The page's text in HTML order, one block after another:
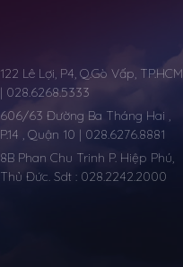
122 Lê Lợi, P4, Q.Gò Vấp, TP.HCM
| 028.6268.5333
606/63 Đường Ba Tháng Hai ,
P.14 , Quận 10 | 028.6276.8881
8B Phan Chu Trinh P. Hiệp Phú,
Thủ Đức. Sdt : 028.2242.2000